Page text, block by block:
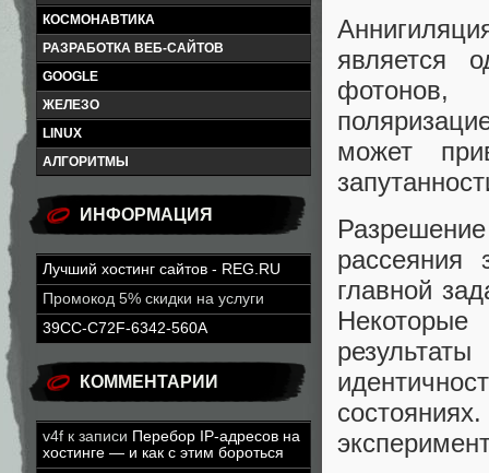
КОСМОНАВТИКА
РАЗРАБОТКА ВЕБ-САЙТОВ
GOOGLE
ЖЕЛЕЗО
LINUX
АЛГОРИТМЫ
ИНФОРМАЦИЯ
Лучший хостинг сайтов - REG.RU
Промокод 5% скидки на услуги
39CC-C72F-6342-560A
КОММЕНТАРИИ
v4f к записи Перебор IP-адресов на
хостинге — и как с этим бороться
является
фотонов,
может
рассеяния
главной